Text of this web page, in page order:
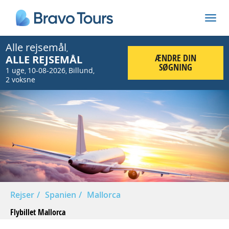
Alle rejsemål,
ALLE REJSEMÅL
1 uge, 10-08-2026, Billund,
2 voksne
ÆNDRE DIN
SØGNING
Rejser Spanien
Mallorca
Flybillet Mallorca